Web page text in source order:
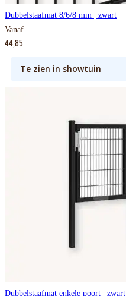
Dubbelstaafmat 8/6/8 mm | zwart
Vanaf
44,85
Te zien in showtuin
Dubbelstaafmat enkele poort | zwart